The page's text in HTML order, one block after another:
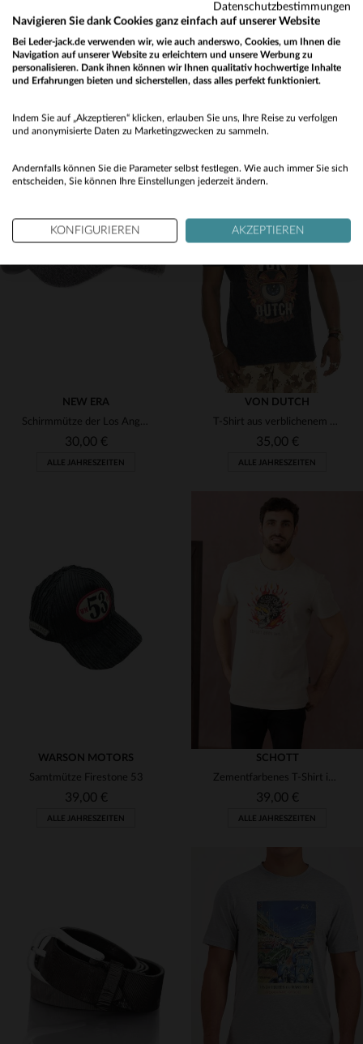
VERFÜGBARE GRÖSSEN
SERGE PARIENTE
ALON 2: Anthrazit-Schaflederblouson, leicht und geschmeidig.
299,00 €
VERFÜGBARE GRÖSSEN
PETROL INDUSTRIES
Grauer grüner Kapuzenpulli
24,50 €49,00 €
VERFÜGBARE GRÖSSEN
NEW ERA
Schirmmütze der Los Angeles Dodgers
30,00 €
ALLE JAHRESZEITEN
VERFÜGBARE GRÖSSEN
VON DUTCH
T-Shirt aus verblichenem Grau aus Baumwolle mit flammendem Augenlogo
35,00 €
ALLE JAHRESZEITEN
VERFÜGBARE GRÖSSEN
WARSON MOTORS
Samtmütze Firestone 53
39,00 €
ALLE JAHRESZEITEN
VERFÜGBARE GRÖSSEN
SCHOTT
Zementfarbenes T-Shirt im Vintage-Rider-Stil
39,00 €
ALLE JAHRESZEITEN
No
Datenschutzbestimmungen
Navigieren Sie dank Cookies ganz einfach auf unserer Website
Bei Leder-jack.de verwenden wir, wie auch anderswo, Cookies, um Ihnen die
Navigation auf unserer Website zu erleichtern und unsere Werbung zu
personalisieren. Dank ihnen können wir Ihnen qualitativ hochwertige Inhalte
und Erfahrungen bieten und sicherstellen, dass alles perfekt funktioniert.
Indem Sie auf „Akzeptieren“ klicken, erlauben Sie uns, Ihre Reise zu verfolgen
und anonymisierte Daten zu Marketingzwecken zu sammeln.
Andernfalls können Sie die Parameter selbst festlegen. Wie auch immer Sie sich
entscheiden, Sie können Ihre Einstellungen jederzeit ändern.
KONFIGURIEREN AKZEPTIEREN